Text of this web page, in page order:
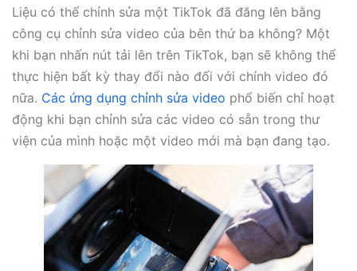
Liệu có thể chỉnh sửa một TikTok đã đăng lên bằng
công cụ chỉnh sửa video của bên thứ ba không? Một
khi bạn nhấn nút tải lên trên TikTok, bạn sẽ không thể
thực hiện bất kỳ thay đổi nào đối với chính video đó
nữa. Các ứng dụng chỉnh sửa video phổ biến chỉ hoạt
động khi bạn chỉnh sửa các video có sẵn trong thư
viện của mình hoặc một video mới mà bạn đang tạo.